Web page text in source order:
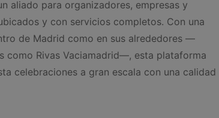
aliado para organizadores, empresas y
y con servicios completos. Con una
de Madrid como en sus alrededores —
como Rivas Vaciamadrid—, esta plataforma
celebraciones a gran escala con una calidad